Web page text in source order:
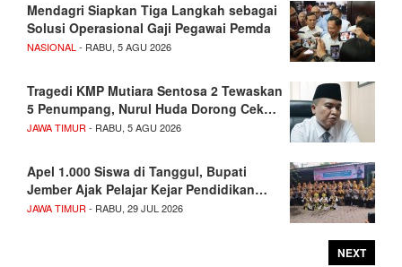
Mendagri Siapkan Tiga Langkah sebagai
Solusi Operasional Gaji Pegawai Pemda
NASIONAL - RABU, 5 AGU 2026
Tragedi KMP Mutiara Sentosa 2 Tewaskan
5 Penumpang, Nurul Huda Dorong Cek…
JAWA TIMUR - RABU, 5 AGU 2026
Apel 1.000 Siswa di Tanggul, Bupati
Jember Ajak Pelajar Kejar Pendidikan…
JAWA TIMUR - RABU, 29 JUL 2026
NEXT